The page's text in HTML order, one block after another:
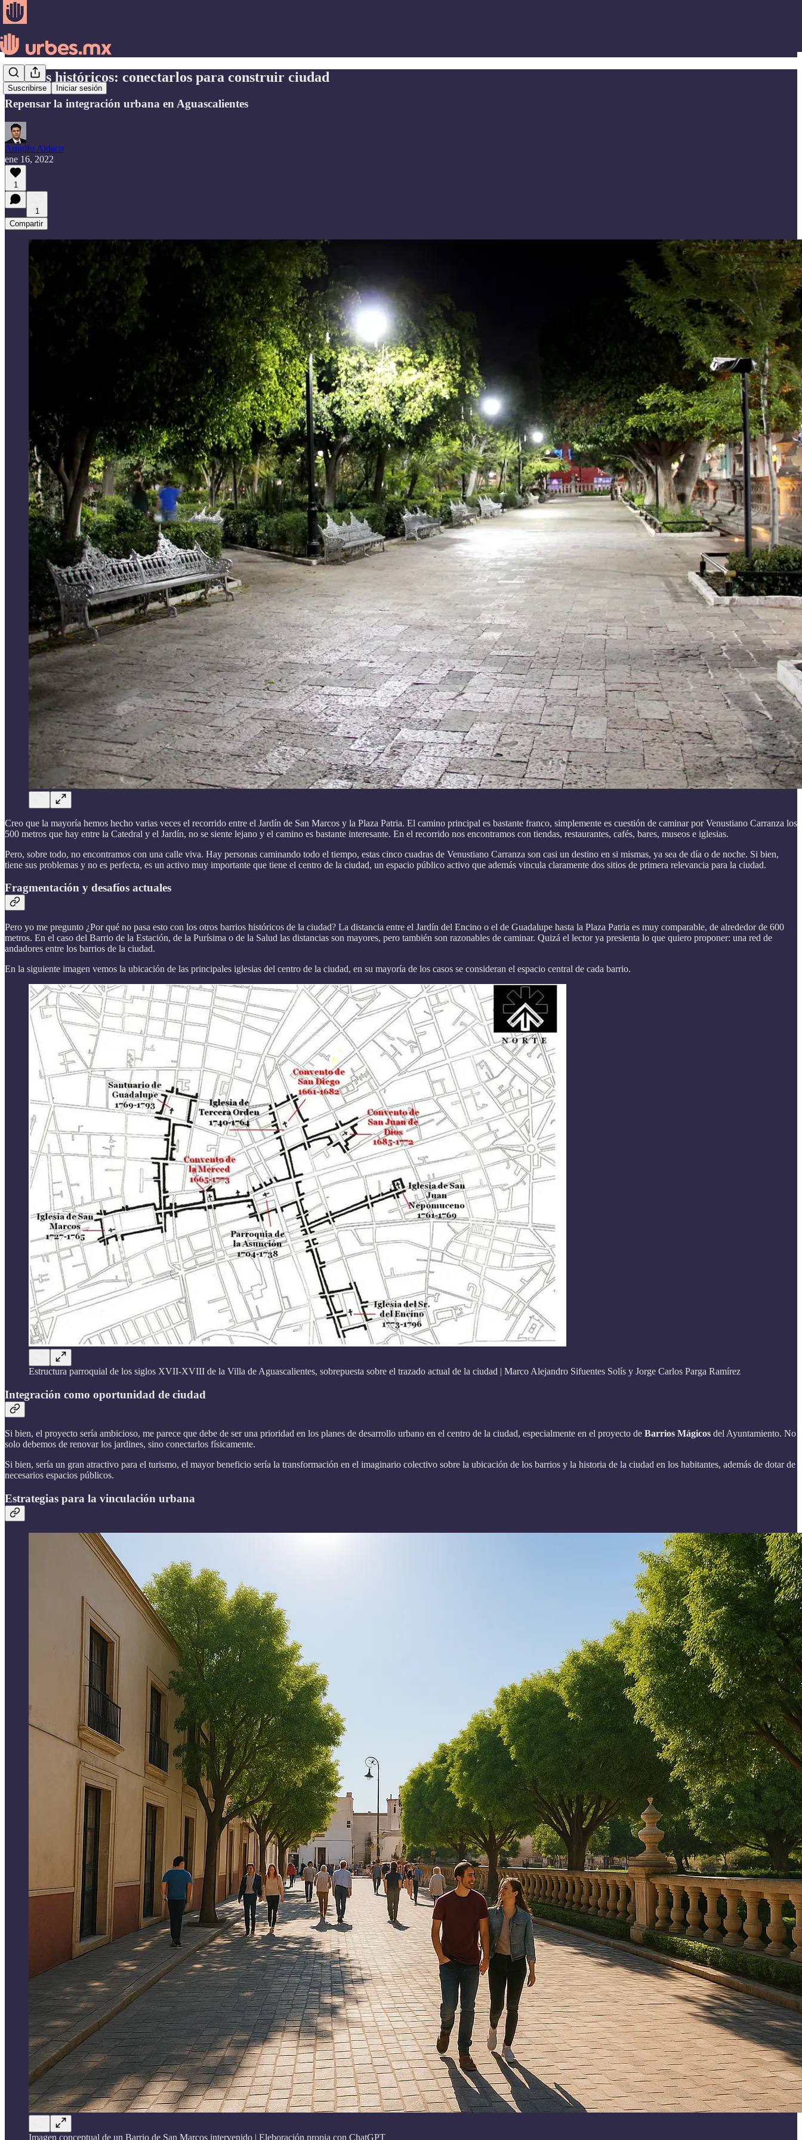
Suscribirse Iniciar sesión
Barrios históricos: conectarlos para construir ciudad
Repensar la integración urbana en Aguascalientes
Arnulfo Aldaco
ene 16, 2022
1
1
Compartir
Creo que la mayoría hemos hecho varias veces el recorrido entre el Jardín de San Marcos y la Plaza Patria. El camino principal es bastante franco, simplemente es cuestión de caminar por Venustiano Carranza los
500 metros que hay entre la Catedral y el Jardín, no se siente lejano y el camino es bastante interesante. En el recorrido nos encontramos con tiendas, restaurantes, cafés, bares, museos e iglesias.
Pero, sobre todo, no encontramos con una calle viva. Hay personas caminando todo el tiempo, estas cinco cuadras de Venustiano Carranza son casi un destino en si mismas, ya sea de día o de noche. Si bien,
tiene sus problemas y no es perfecta, es un activo muy importante que tiene el centro de la ciudad, un espacio público activo que además vincula claramente dos sitios de primera relevancia para la ciudad.
Fragmentación y desafíos actuales
Pero yo me pregunto ¿Por qué no pasa esto con los otros barrios históricos de la ciudad? La distancia entre el Jardín del Encino o el de Guadalupe hasta la Plaza Patria es muy comparable, de alrededor de 600
metros. En el caso del Barrio de la Estación, de la Purísima o de la Salud las distancias son mayores, pero también son razonables de caminar. Quizá el lector ya presienta lo que quiero proponer: una red de
andadores entre los barrios de la ciudad.
En la siguiente imagen vemos la ubicación de las principales iglesias del centro de la ciudad, en su mayoría de los casos se consideran el espacio central de cada barrio.
Estructura parroquial de los siglos XVII-XVIII de la Villa de Aguascalientes, sobrepuesta sobre el trazado actual de la ciudad | Marco Alejandro Sifuentes Solís y Jorge Carlos Parga Ramírez
Integración como oportunidad de ciudad
Si bien, el proyecto sería ambicioso, me parece que debe de ser una prioridad en los planes de desarrollo urbano en el centro de la ciudad, especialmente en el proyecto de Barrios Mágicos del Ayuntamiento. No
solo debemos de renovar los jardines, sino conectarlos físicamente.
Si bien, sería un gran atractivo para el turismo, el mayor beneficio sería la transformación en el imaginario colectivo sobre la ubicación de los barrios y la historia de la ciudad en los habitantes, además de dotar de
necesarios espacios públicos.
Estrategias para la vinculación urbana
Imagen conceptual de un Barrio de San Marcos intervenido | Eleboración propia con ChatGPT